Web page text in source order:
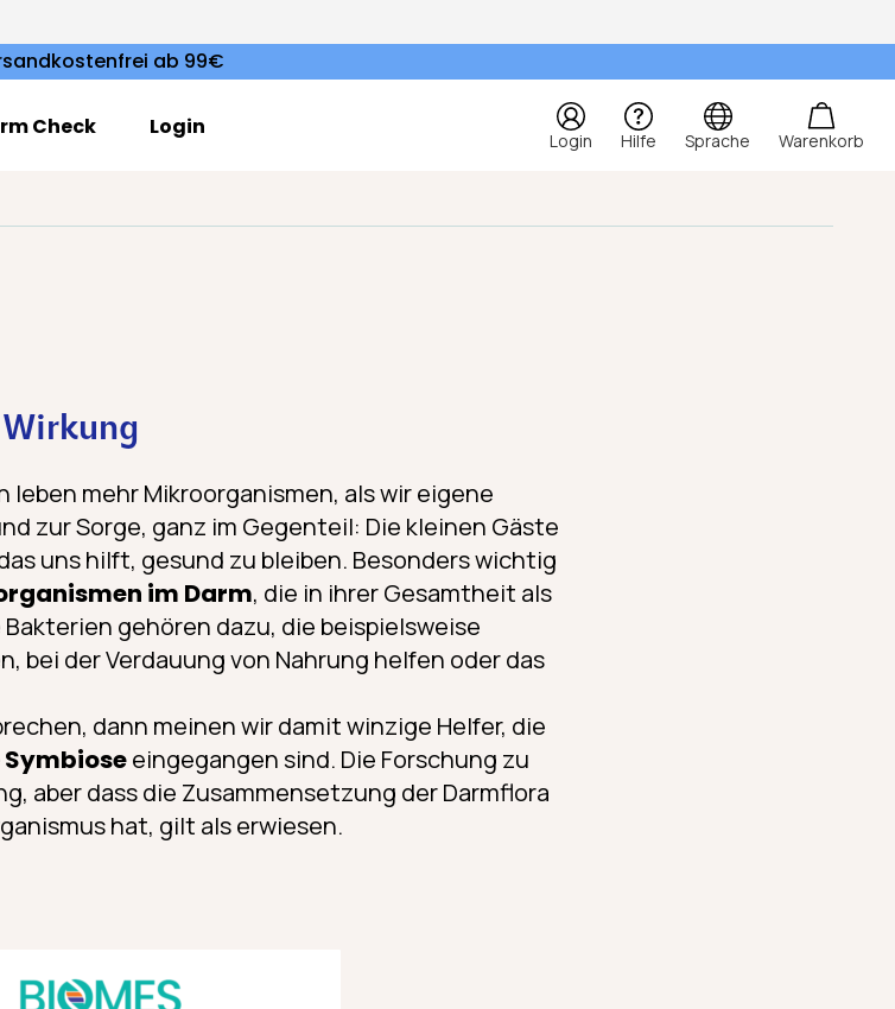
ab 99€
Check Login
Login Hilfe Sprache Warenkorb
leben mehr Mikroorganismen, als wir eigene
zur Sorge, ganz im Gegenteil: Die kleinen Gäste
uns hilft, gesund zu bleiben. Besonders wichtig
im Darm, die in ihrer Gesamtheit als
gehören dazu, die beispielsweise
der Verdauung von Nahrung helfen oder das
dann meinen wir damit winzige Helfer, die
eingegangen sind. Die Forschung zu
aber dass die Zusammensetzung der Darmflora
hat, gilt als erwiesen.